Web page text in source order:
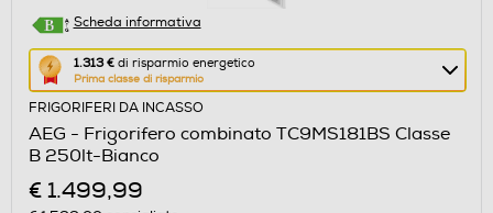
Scheda informativa
1.313 € di risparmio energetico
Prima classe di risparmio
Questa
azione
aprirà
il
Calcolatore
di
FRIGORIFERI DA INCASSO
AEG - Frigorifero combinato TC9MS181BS Classe
B 250lt-Bianco
€ 1.499,99